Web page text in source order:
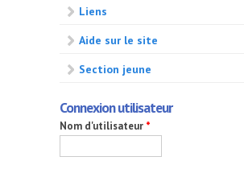
Liens
Aide sur le site
Section jeune
Connexion utilisateur
Nom d'utilisateur *